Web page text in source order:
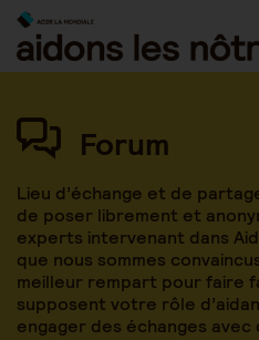
Skip
content
Forum
Lieu d’échange et de
de poser librement et
experts intervenant dans
que nous sommes
meilleur rempart pour faire
supposent votre rôle
engager des échanges avec